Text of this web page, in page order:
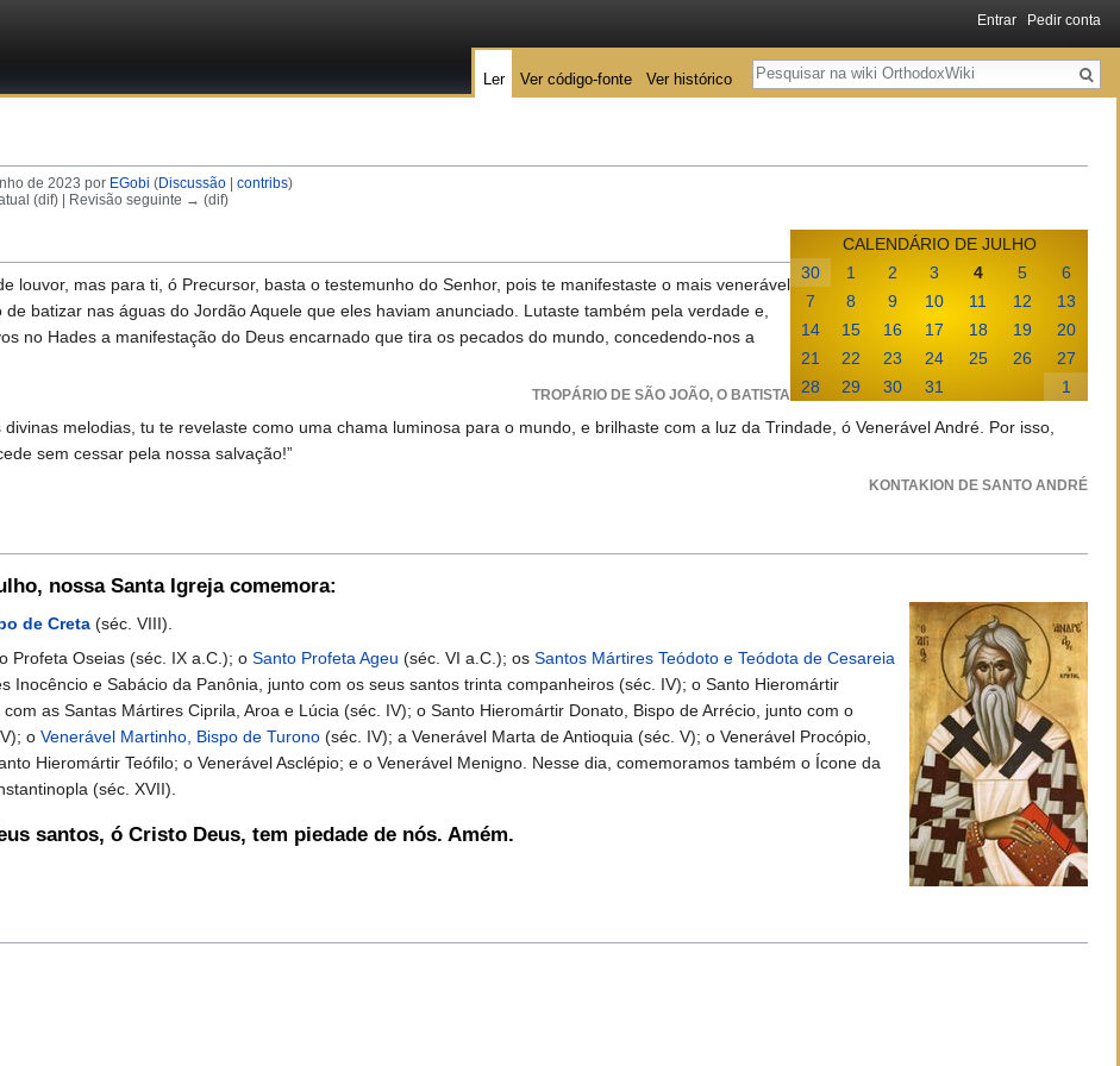
de 2023 por EGobi (Discussão| contribs)
(dif) | Revisão seguinte → (dif)
CALENDÁRIO DE JULHO
30
1 2 3 4 5
6
7
8 9 10 11 12
13
14
15 16 17 18 19
20
21
22 23 24 25 26
27
28
29 30 31 1
louvor, mas para ti, ó Precursor, basta o testemunho do Senhor, pois te manifestaste o mais venerável
batizar nas águas do Jordão Aquele que eles haviam anunciado. Lutaste também pela verdade e,
no Hades a manifestação do Deus encarnado que tira os pecados do mundo, concedendo-nos a
TROPÁRIO DE SÃO JOÃO, O BATISTA
melodias, tu te revelaste como uma chama luminosa para o mundo, e brilhaste com a luz da Trindade, ó Venerável André. Por isso,
sem cessar pela nossa salvação!”
KONTAKION DE SANTO ANDRÉ
, nossa Santa Igreja comemora:
de Creta (séc. VIII).
Profeta Oseias (séc. IX a.C.); o Santo Profeta Ageu (séc. VI a.C.); os Santos Mártires Teódoto e Teódota de Cesareia
Inocêncio e Sabácio da Panônia, junto com os seus santos trinta companheiros (séc. IV); o Santo Hieromártir
as Santas Mártires Ciprila, Aroa e Lúcia (séc. IV); o Santo Hieromártir Donato, Bispo de Arrécio, junto com o
o Venerável Martinho, Bispo de Turono (séc. IV); a Venerável Marta de Antioquia (séc. V); o Venerável Procópio,
Hieromártir Teófilo; o Venerável Asclépio; e o Venerável Menigno. Nesse dia, comemoramos também o Ícone da
(séc. XVII).
santos, ó Cristo Deus, tem piedade de nós. Amém.
Entrar Pedir conta
Ler Ver código-fonte Ver histórico
Pesquisa